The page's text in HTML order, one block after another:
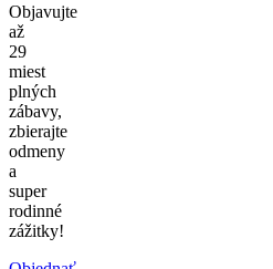
Objavujte
až
29
miest
plných
zábavy,
zbierajte
odmeny
a
super
rodinné
zážitky!